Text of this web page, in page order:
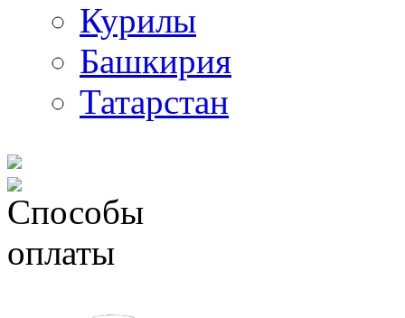
Курилы
Башкирия
Татарстан